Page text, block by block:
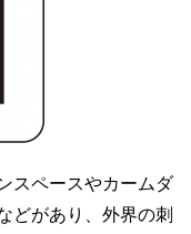
スペースやカームダ
どがあり、 外界の刺